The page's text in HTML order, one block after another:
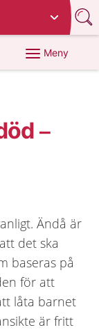
Meny
–
Ändå är
det ska
baseras på
för att
låta barnet
är fritt